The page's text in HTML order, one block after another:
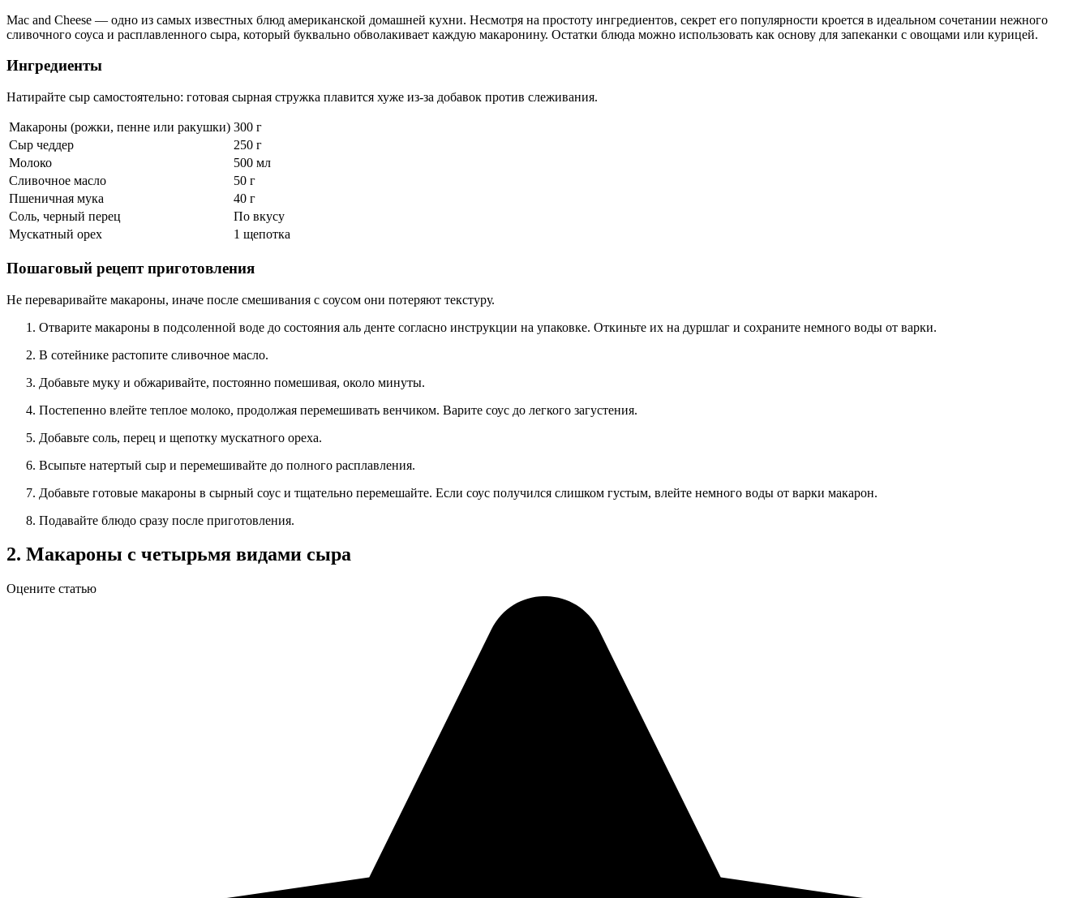
Mac and Cheese — одно из самых известных блюд американской домашней кухни. Несмотря на простоту ингредиентов, секрет его популярности кроется в идеальном сочетании нежного
сливочного соуса и расплавленного сыра, который буквально обволакивает каждую макаронину. Остатки блюда можно использовать как основу для запеканки с овощами или курицей.
Ингредиенты
Натирайте сыр самостоятельно: готовая сырная стружка плавится хуже из-за добавок против слеживания.
Макароны (рожки, пенне или ракушки) 300 г
Сыр чеддер
250 г
Молоко
500 мл
Сливочное масло
50 г
Пшеничная мука
40 г
Соль, черный перец
По вкусу
Мускатный орех
1 щепотка
Пошаговый рецепт приготовления
Не переваривайте макароны, иначе после смешивания с соусом они потеряют текстуру.
Отварите макароны в подсоленной воде до состояния аль денте согласно инструкции на упаковке. Откиньте их на дуршлаг и сохраните немного воды от варки.
В сотейнике растопите сливочное масло.
Добавьте муку и обжаривайте, постоянно помешивая, около минуты.
Постепенно влейте теплое молоко, продолжая перемешивать венчиком. Варите соус до легкого загустения.
Добавьте соль, перец и щепотку мускатного ореха.
Всыпьте натертый сыр и перемешивайте до полного расплавления.
Добавьте готовые макароны в сырный соус и тщательно перемешайте. Если соус получился слишком густым, влейте немного воды от варки макарон.
Подавайте блюдо сразу после приготовления.
2. Макароны с четырьмя видами сыра
Оцените статью